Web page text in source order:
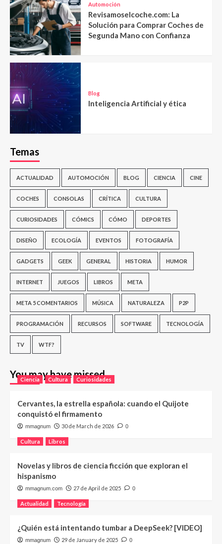
Automoción
Revisamoselcoche.com: La
Solución para Comprar Coches de
Segunda Mano con Confianza
Blog
Inteligencia Artificial y ética
Temas
ACTUALIDAD AUTOMOCIÓN BLOG CIENCIA CINE
COCHES CONSOLAS CRÍTICA CULTURA
CURIOSIDADES CÓMICS CÓMO DEPORTES
DISEÑO ECOLOGÍA EVENTOS FOTOGRAFÍA
GADGETS GEEK GENERAL HISTORIA HUMOR
INTERNET JUEGOS LIBROS META
META 5 COMENTARIOS MÚSICA NATURALEZA P2P
PROGRAMACIÓN RECURSOS SOFTWARE TECNOLOGÍA
TV WTF?
You may have missed
Ciencia Cultura Curiosidades
Cervantes, la estrella española: cuando el Quijote
conquistó el firmamento
mmagnum 30 de March de 2026 0
Cultura Libros
Novelas y libros de ciencia ficción que exploran el
hispanismo
mmagnum.com 27 de April de 2025 0
Actualidad Tecnología
¿Quién está intentando tumbar a DeepSeek? [VIDEO]
mmagnum 29 de January de 2025 0